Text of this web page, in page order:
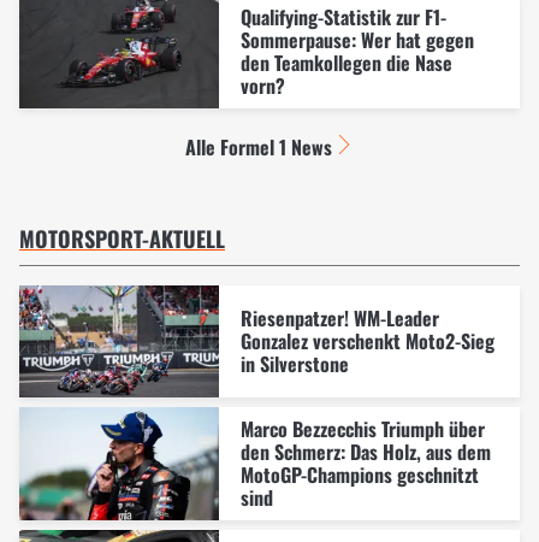
Qualifying-Statistik zur F1-
Sommerpause: Wer hat gegen
den Teamkollegen die Nase
vorn?
Alle Formel 1 News
MOTORSPORT-AKTUELL
Riesenpatzer! WM-Leader
Gonzalez verschenkt Moto2-Sieg
in Silverstone
Marco Bezzecchis Triumph über
den Schmerz: Das Holz, aus dem
MotoGP-Champions geschnitzt
sind